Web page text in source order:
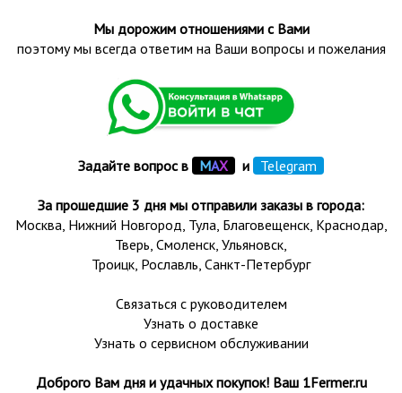
Мы дорожим отношениями с Вами
поэтому мы всегда ответим на Ваши вопросы и пожелания
Задайте вопрос в МАХ и Telegram
За прошедшие 3 дня мы отправили заказы в города:
Москва, Нижний Новгород, Тула, Благовещенск, Краснодар,
Тверь, Смоленск, Ульяновск,
Троицк, Рославль, Санкт-Петербург
Связаться с руководителем
Узнать о доставке
Узнать о сервисном обслуживании
Доброго Вам дня и удачных покупок! Ваш 1Fermer.ru